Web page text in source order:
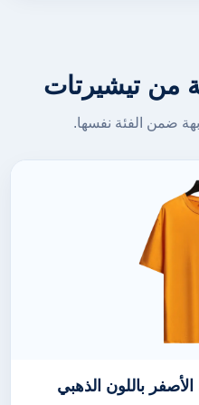
من تيشيرتات
ضمن الفئة نفسها.